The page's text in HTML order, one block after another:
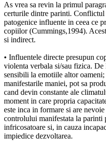
As vrea sa revin la primul
certurile dintre parinti.
patogenice influente in ceea ce
copiilor (Cummings,1994).
si indirect.
• Influentele directe presupun
violenta verbala si/sau fizica.
sensibili la emotiile altor
manifestarile maniei, pot sa
cand devin constante ale
moment in care propria
este inca in formare si are
controlului manifestata la parinti
infricosatoare si, in cauza
impiedice dezvoltarea.